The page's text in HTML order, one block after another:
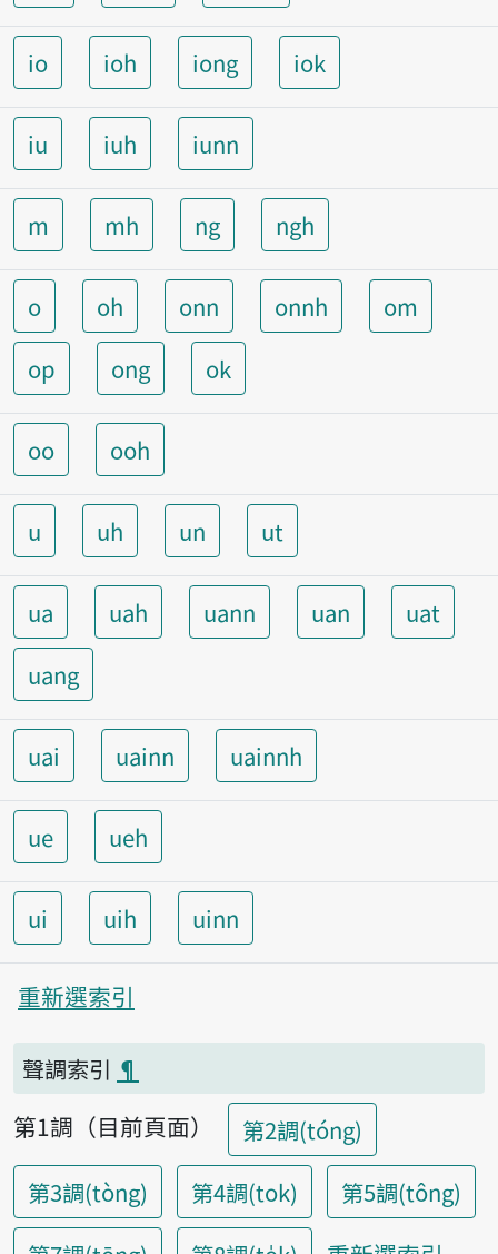
io ioh iong iok
iu iuh iunn
m mh ng ngh
o oh onn onnh
om
op
ong ok
oo ooh
u uh un ut
ua uah uann uan
uat
uang
uai uainn uainnh
ue ueh
ui uih uinn
重新選索引
聲調索引 ¶
第1調（目前頁面）
第2調(tóng)
第3調(tòng)
第4調(tok)
第5調(tông)